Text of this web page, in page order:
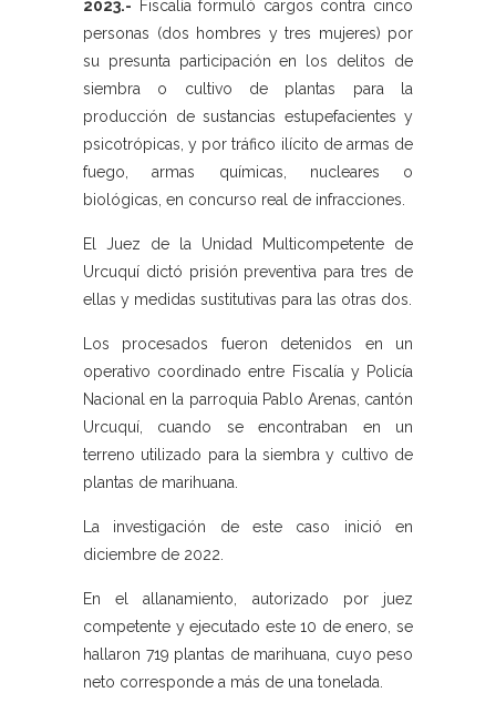
2023.- Fiscalía formuló cargos contra cinco
personas (dos hombres y tres mujeres) por
su presunta participación en los delitos de
siembra o cultivo de plantas para la
producción de sustancias estupefacientes y
psicotrópicas, y por tráfico ilícito de armas de
fuego, armas químicas, nucleares o
biológicas, en concurso real de infracciones.
El Juez de la Unidad Multicompetente de
Urcuquí dictó prisión preventiva para tres de
ellas y medidas sustitutivas para las otras dos.
Los procesados fueron detenidos en un
operativo coordinado entre Fiscalía y Policía
Nacional en la parroquia Pablo Arenas, cantón
Urcuquí, cuando se encontraban en un
terreno utilizado para la siembra y cultivo de
plantas de marihuana.
La investigación de este caso inició en
diciembre de 2022.
En el allanamiento, autorizado por juez
competente y ejecutado este 10 de enero, se
hallaron 719 plantas de marihuana, cuyo peso
neto corresponde a más de una tonelada.